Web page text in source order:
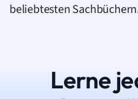
beliebtesten
Lerne